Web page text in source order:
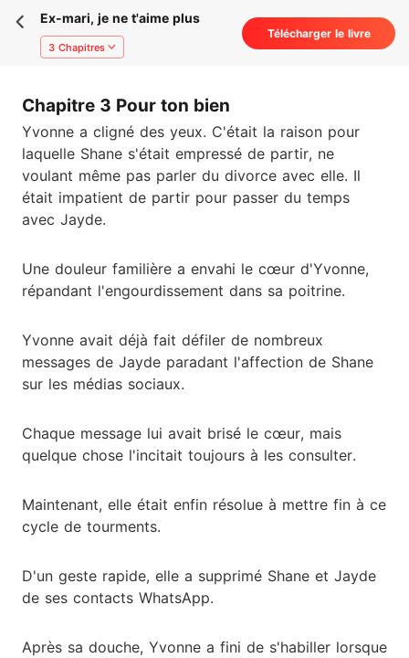
Ex-mari, je ne t'aime plus
3 Chapitres
Télécharger le livre
Chapitre 3 Pour ton bien
Yvonne a cligné des yeux. C'était la raison pour
laquelle Shane s'était empressé de partir, ne
voulant même pas parler du divorce avec elle. Il
était impatient de partir pour passer du temps
avec Jayde.
Une douleur familière a envahi le cœur d'Yvonne,
répandant l'engourdissement dans sa poitrine.
Yvonne avait déjà fait défiler de nombreux
messages de Jayde paradant l'affection de Shane
sur les médias sociaux.
Chaque message lui avait brisé le cœur, mais
quelque chose l'incitait toujours à les consulter.
Maintenant, elle était enfin résolue à mettre fin à ce
cycle de tourments.
D'un geste rapide, elle a supprimé Shane et Jayde
de ses contacts WhatsApp.
Après sa douche, Yvonne a fini de s'habiller lorsque